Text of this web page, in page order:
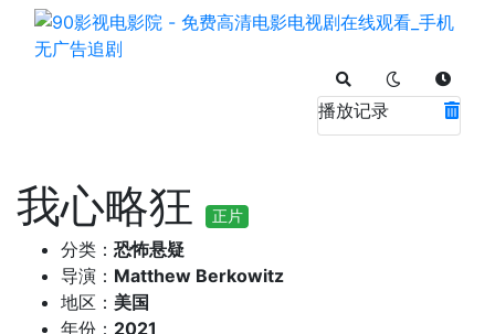
播放记录
我心略狂 正片
分类： 恐怖悬疑
导演： Matthew Berkowitz
地区： 美国
年份： 2021